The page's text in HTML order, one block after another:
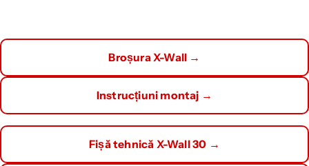
Broșura X-Wall →
Instrucțiuni montaj →
Fișă tehnică X-Wall 30 →